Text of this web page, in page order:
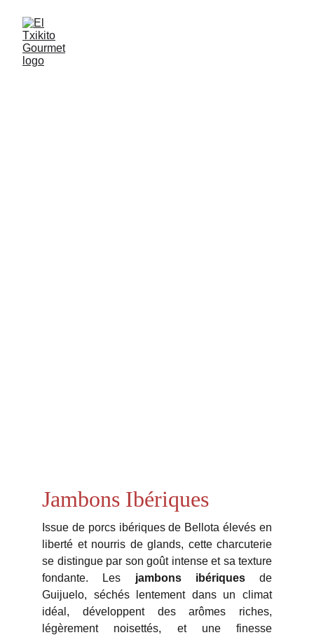
Jambons Ibériques
Issue de porcs ibériques de Bellota élevés en
liberté et nourris de glands, cette charcuterie
se distingue par son goût intense et sa texture
fondante. Les jambons ibériquesde
Guijuelo, séchés lentement dans un climat
idéal, développent des arômes riches,
légèrement noisettés, et une finesse